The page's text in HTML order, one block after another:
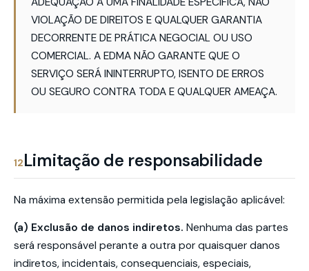
VIOLAÇÃO DE DIREITOS E QUALQUER GARANTIA
DECORRENTE DE PRÁTICA NEGOCIAL OU USO
COMERCIAL. A EDMA NÃO GARANTE QUE O
SERVIÇO SERÁ ININTERRUPTO, ISENTO DE ERROS
OU SEGURO CONTRA TODA E QUALQUER AMEAÇA.
12Limitação de responsabilidade
Na máxima extensão permitida pela legislação aplicável:
(a) Exclusão de danos indiretos. Nenhuma das partes
será responsável perante a outra por quaisquer danos
indiretos, incidentais, consequenciais, especiais,